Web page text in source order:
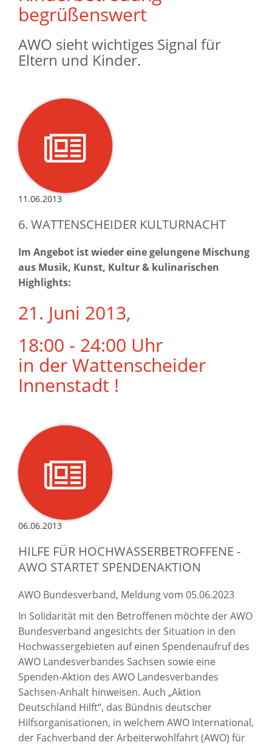
begrüßenswert
AWO sieht wichtiges Signal für
Eltern und Kinder.
11.06.2013
6. WATTENSCHEIDER KULTURNACHT
Im Angebot ist wieder eine gelungene Mischung
aus Musik, Kunst, Kultur & kulinarischen
Highlights:
21. Juni 2013,
18:00 - 24:00 Uhr
in der Wattenscheider
Innenstadt !
06.06.2013
HILFE FÜR HOCHWASSERBETROFFENE -
AWO STARTET SPENDENAKTION
AWO Bundesverband, Meldung vom 05.06.2023
In Solidarität mit den Betroffenen möchte der AWO
Bundesverband angesichts der Situation in den
Hochwassergebieten auf einen Spendenaufruf des
AWO Landesverbandes Sachsen sowie eine
Spenden-Aktion des AWO Landesverbandes
Sachsen-Anhalt hinweisen. Auch „Aktion
Deutschland Hilft“, das Bündnis deutscher
Hilfsorganisationen, in welchem AWO International,
der Fachverband der Arbeiterwohlfahrt (AWO) für